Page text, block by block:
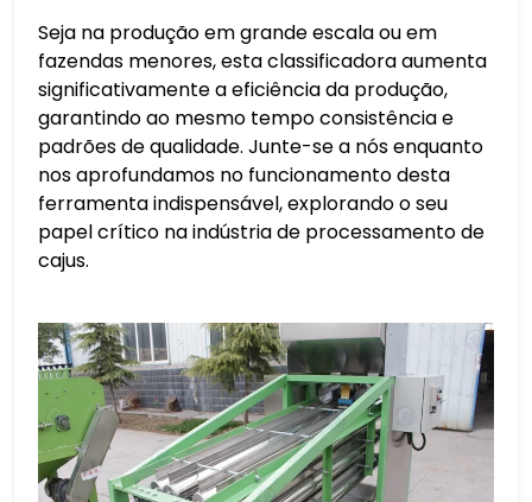
Seja na produção em grande escala ou em
fazendas menores, esta classificadora aumenta
significativamente a eficiência da produção,
garantindo ao mesmo tempo consistência e
padrões de qualidade. Junte-se a nós enquanto
nos aprofundamos no funcionamento desta
ferramenta indispensável, explorando o seu
papel crítico na indústria de processamento de
cajus.